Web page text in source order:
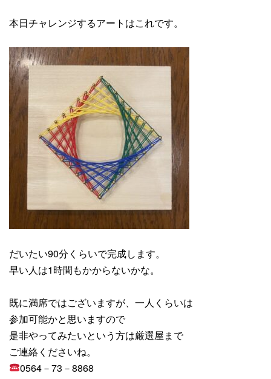
本日チャレンジするアートはこれです。
だいたい90分くらいで完成します。
早い人は1時間もかからないかな。
既に満席ではございますが、一人くらいは
参加可能かと思いますので
是非やってみたいという方は厳選屋まで
ご連絡くださいね。
0564－73－8868